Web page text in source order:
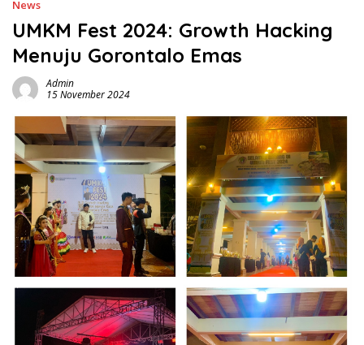
News
UMKM Fest 2024: Growth Hacking
Menuju Gorontalo Emas
Admin
15 November 2024